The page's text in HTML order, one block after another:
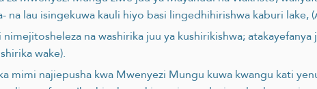
na lau isingekuwa kauli hiyo basi lingedhihirishwa kaburi
na washirika juu ya kushirikishwa;
wake).
mimi najiepusha kwa Mwenyezi Mungu kuwa kwangu kati